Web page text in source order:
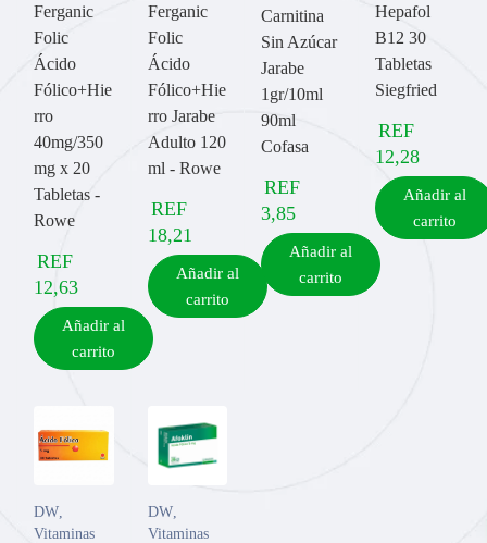
Ferganic
Folic
Ácido
Fólico+Hie
rro
40mg/350
mg x 20
Tabletas -
Rowe
REF
12,63
Añadir al
carrito
Ferganic
Folic
Ácido
Fólico+Hie
rro Jarabe
Adulto 120
ml - Rowe
REF
18,21
Añadir al
carrito
Carnitina
Sin Azúcar
Jarabe
1gr/10ml
90ml
Cofasa
REF
3,85
Añadir al
carrito
Hepafol
B12 30
Tabletas
Siegfried
REF
12,28
Añadir al
carrito
DW,
Vitaminas
DW,
Vitaminas